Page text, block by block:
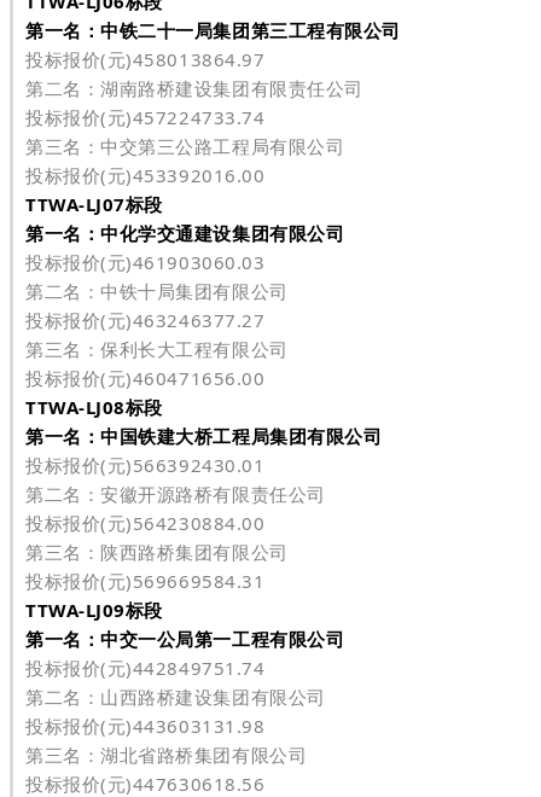
第一名：中铁二十一局集团第三工程有限公司
投标报价(元)458013864.97
第二名：湖南路桥建设集团有限责任公司
投标报价(元)457224733.74
第三名：中交第三公路工程局有限公司
投标报价(元)453392016.00
TTWA-LJ07标段
第一名：中化学交通建设集团有限公司
投标报价(元)461903060.03
第二名：中铁十局集团有限公司
投标报价(元)463246377.27
第三名：保利长大工程有限公司
投标报价(元)460471656.00
TTWA-LJ08标段
第一名：中国铁建大桥工程局集团有限公司
投标报价(元)566392430.01
第二名：安徽开源路桥有限责任公司
投标报价(元)564230884.00
第三名：陕西路桥集团有限公司
投标报价(元)569669584.31
TTWA-LJ09标段
第一名：中交一公局第一工程有限公司
投标报价(元)442849751.74
第二名：山西路桥建设集团有限公司
投标报价(元)443603131.98
第三名：湖北省路桥集团有限公司
投标报价(元)447630618.56